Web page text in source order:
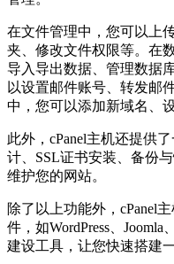
在文件管理中，您可以上
夹、修改文件权限等。在
导入导出数据、管理数据
以设置邮件账号、转发邮
中，您可以添加新域名、
此外，cPanel主机还提供
计、SSL证书安装、备份
维护您的网站。
除了以上功能外，cPanel
件，如WordPress、
建设工具，让您快速搭建